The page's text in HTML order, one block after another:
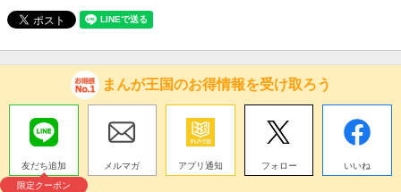
まんが王国のお得情報を受け取ろう
友だち追加
限定クーポン
メルマガ アプリ通知 フォロー いいね